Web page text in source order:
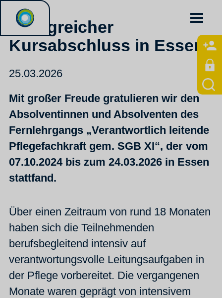
Erfolgreicher
Kursabschluss in Essen
25.03.2026
Mit großer Freude gratulieren wir den
Absolventinnen und Absolventen des
Fernlehrgangs „Verantwortlich leitende
Pflegefachkraft gem. SGB XI“, der vom
07.10.2024 bis zum 24.03.2026 in Essen
stattfand.
Über einen Zeitraum von rund 18 Monaten
haben sich die Teilnehmenden
berufsbegleitend intensiv auf
verantwortungsvolle Leitungsaufgaben in
der Pflege vorbereitet. Die vergangenen
Monate waren geprägt von intensivem